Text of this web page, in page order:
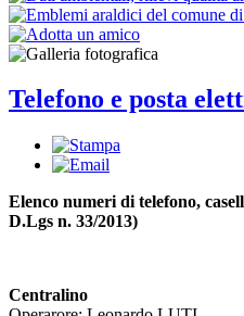
Telefono e posta
Elenco numeri di telefono,
D.Lgs n. 33/2013)
Centralino